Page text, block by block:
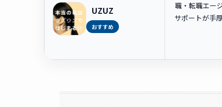
UZUZ
おすすめ
職・転職エー
サポートが手